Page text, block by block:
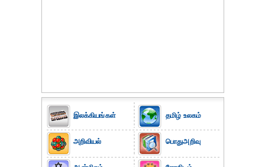
இலக்கியங்கள்
அறிவியல்
தமிழ் உலகம்
பொதுஅறிவு